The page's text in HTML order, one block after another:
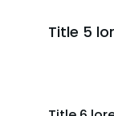
Title 5